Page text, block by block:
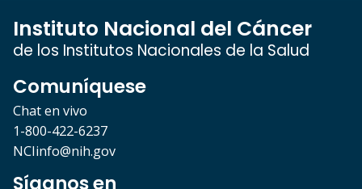
Instituto Nacional del Cáncer
de los Institutos Nacionales de la Salud
Comuníquese
Chat en vivo
1-800-422-6237
NCIinfo@nih.gov
Síganos en